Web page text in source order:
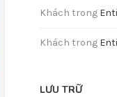
Khách trong
Khách trong
LƯU TRỮ